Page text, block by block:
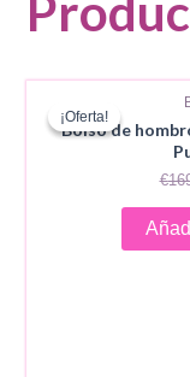
¡Oferta!
¡Oferta!
Bolso de
€